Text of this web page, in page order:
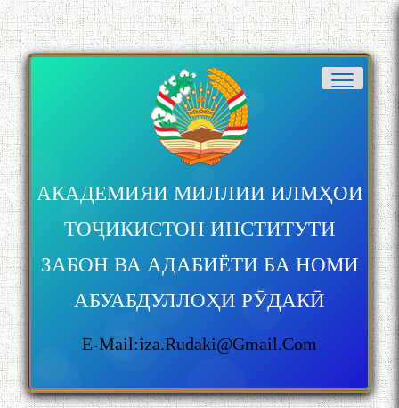
АКАДЕМИЯИ МИЛЛИИ ИЛМҲОИ
ТОҶИКИСТОН ИНСТИТУТИ
ЗАБОН ВА АДАБИЁТИ БА НОМИ
АБУАБДУЛЛОҲИ РӮДАКӢ
E-Mail:iza.rudaki@gmail.com